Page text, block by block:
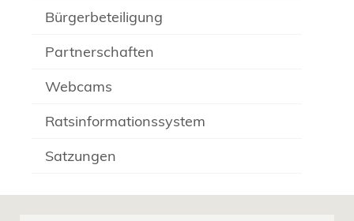
Bürgerbeteiligung
Partnerschaften
Webcams
Ratsinformationssystem
Satzungen